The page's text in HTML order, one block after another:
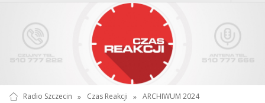
Radio Szczecin » Czas Reakcji » ARCHIWUM 2024